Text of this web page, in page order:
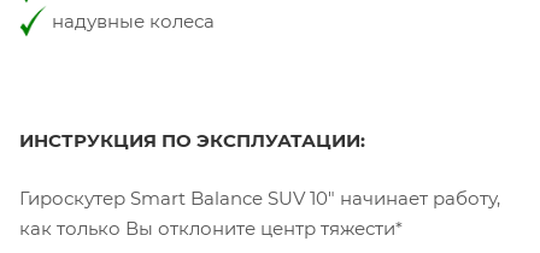
надувные колеса
ИНСТРУКЦИЯ ПО ЭКСПЛУАТАЦИИ:
Гироскутер Smart Balance SUV 10" начинает работу,
как только Вы отклоните центр тяжести*